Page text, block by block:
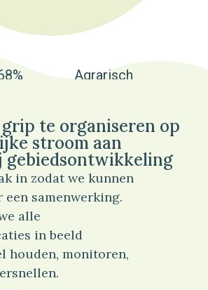
Agrarisch
te organiseren op
stroom aan
gebiedsontwikkeling
in zodat we kunnen
een samenwerking.
alle
in beeld
houden, monitoren,